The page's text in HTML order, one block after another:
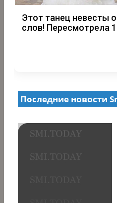
Этот танец невесты
слов! Пересмотрела